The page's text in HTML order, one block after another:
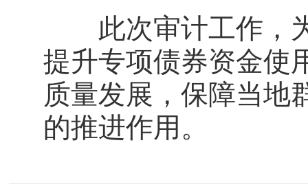
此次审计工作，为
提升专项债券资金使
质量发展，保障当地
的推进作用。